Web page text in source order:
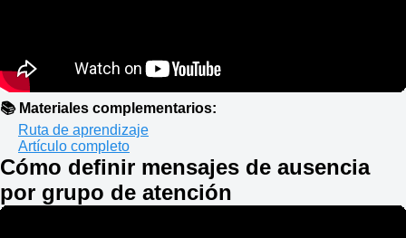
📚 Materiales complementarios:
Ruta de aprendizaje
Artículo completo
Cómo definir mensajes de ausencia
por grupo de atención